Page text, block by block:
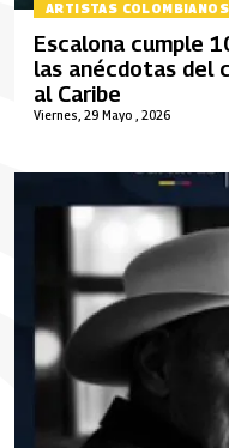
ARTISTAS COLOMBIANOS
Viernes, 29 Mayo , 2026
Escalona cumple
las anécdotas del
al Caribe